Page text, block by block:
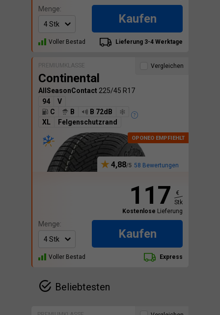
Menge:
Kaufen
Voller Bestad Lieferung 3-4 Werktage
PREMIUMKLASSE
Continental
AllSeasonContact 225/45 R17
94
V
C
B
B 72dB
XL
Felgenschutzrand
4,88 58 Bewertungen
Vergleichen
117
€
Stk
Kostenlose Lieferung
Menge:
Kaufen
Voller Bestad Express
Beliebtesten